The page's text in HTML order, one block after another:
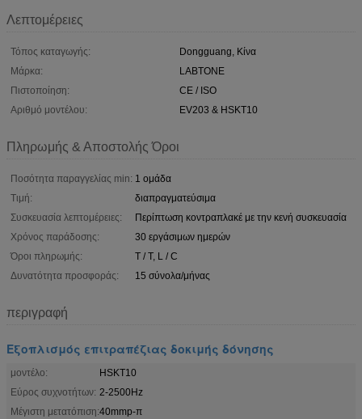
Λεπτομέρειες
Τόπος καταγωγής:
Dongguang, Κίνα
Μάρκα:
LABTONE
Πιστοποίηση:
CE / ISO
Αριθμό μοντέλου:
EV203 & HSKT10
Πληρωμής & Αποστολής Όροι
Ποσότητα παραγγελίας min: 1 ομάδα
Τιμή:
διαπραγματεύσιμα
Συσκευασία λεπτομέρειες:
Περίπτωση κοντραπλακέ με την κενή συσκευασία
Χρόνος παράδοσης:
30 εργάσιμων ημερών
Όροι πληρωμής:
T / T, L / C
Δυνατότητα προσφοράς:
15 σύνολα/μήνας
περιγραφή
Εξοπλισμός επιτραπέζιας δοκιμής δόνησης
μοντέλο:
HSKT10
Εύρος συχνοτήτων: 2-2500Hz
Μέγιστη μετατόπιση:40mmp-π